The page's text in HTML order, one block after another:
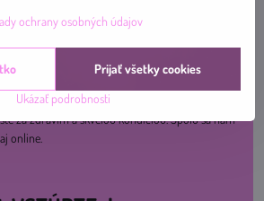
za zdravím a skvelou kondíciou. Spolu sa nám
online.
ochrany osobných údajov
Ukázať podrobnosti
Prijať všetky cookies